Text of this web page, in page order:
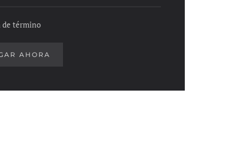
de término
AHORA